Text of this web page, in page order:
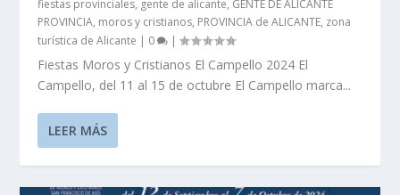
fiestas provinciales, gente de alicante, GENTE DE ALICANTE
PROVINCIA, moros y cristianos, PROVINCIA de ALICANTE, zona
turística de Alicante | 0 |
Fiestas Moros y Cristianos El Campello 2024 El
Campello, del 11 al 15 de octubre El Campello marca...
LEER MÁS